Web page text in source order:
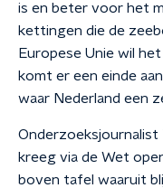
is en beter voor het
kettingen die de
Europese Unie wil
komt er een einde
waar Nederland een
Onderzoeksjournalist
kreeg via de Wet
boven tafel waaruit